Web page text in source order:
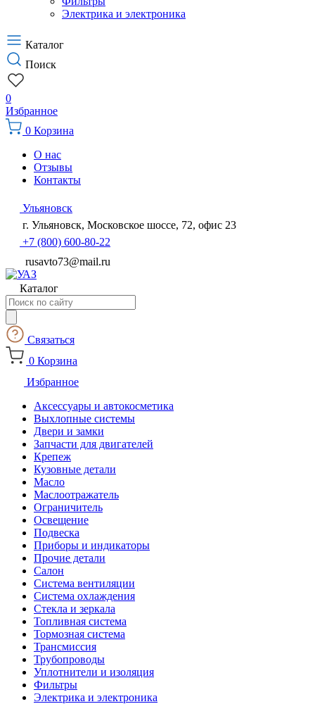
Электрика и электроника
Каталог
Поиск
0
Избранное
0 Корзина
О нас
Отзывы
Контакты
Ульяновск
г. Ульяновск, Московское шоссе, 72, офис 23
+7 (800) 600-80-22
rusavto73@mail.ru
Каталог
Поиск
товаров
Связаться
0 Корзина
Избранное
Аксессуары и автокосметика
Выхлопные системы
Двери и замки
Запчасти для двигателей
Крепеж
Кузовные детали
Масло
Маслоотражатель
Ограничитель
Освещение
Подвеска
Приборы и индикаторы
Прочие детали
Салон
Система вентиляции
Система охлаждения
Стекла и зеркала
Топливная система
Тормозная система
Трансмиссия
Трубопроводы
Уплотнители и изоляция
Фильтры
Электрика и электроника